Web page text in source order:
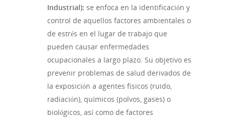
Industrial): se enfoca en la identificación y
control de aquellos factores ambientales o
de estrés en el lugar de trabajo que
pueden causar enfermedades
ocupacionales a largo plazo. Su objetivo es
prevenir problemas de salud derivados de
la exposición a agentes físicos (ruido,
radiación), químicos (polvos, gases) o
biológicos, así como de factores